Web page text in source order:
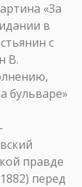
«За
в
с
В.
бульваре»
правде
перед